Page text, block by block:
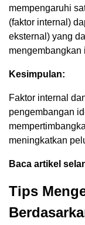
mempengaruhi
(faktor internal)
eksternal) yang
mengembangkan
Kesimpulan:
Faktor internal
pengembangan
meningkatkan
Baca artikel
Tips